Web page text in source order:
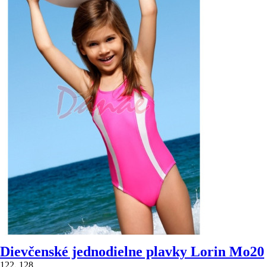
Dievčenské jednodielne plavky Lorin Mo20
122, 128